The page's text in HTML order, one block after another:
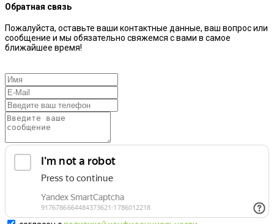
Обратная связь
Пожалуйста, оставьте ваши контактные данные, ваш вопрос или
сообщение и мы обязательно свяжемся с вами в самое
ближайшее время!